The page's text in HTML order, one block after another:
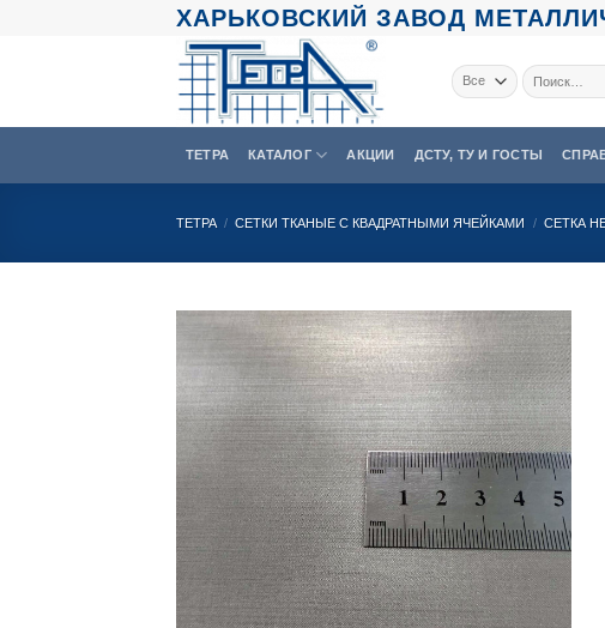
ХАРЬКОВСКИЙ ЗАВОД
Искать:
ТЕТРА КАТАЛОГ АКЦИИ ДСТУ, ТУ И ГОСТЫ
ТЕТРА / СЕТКИ ТКАНЫЕ С КВАДРАТНЫМИ ЯЧЕЙКАМИ / СЕТКА